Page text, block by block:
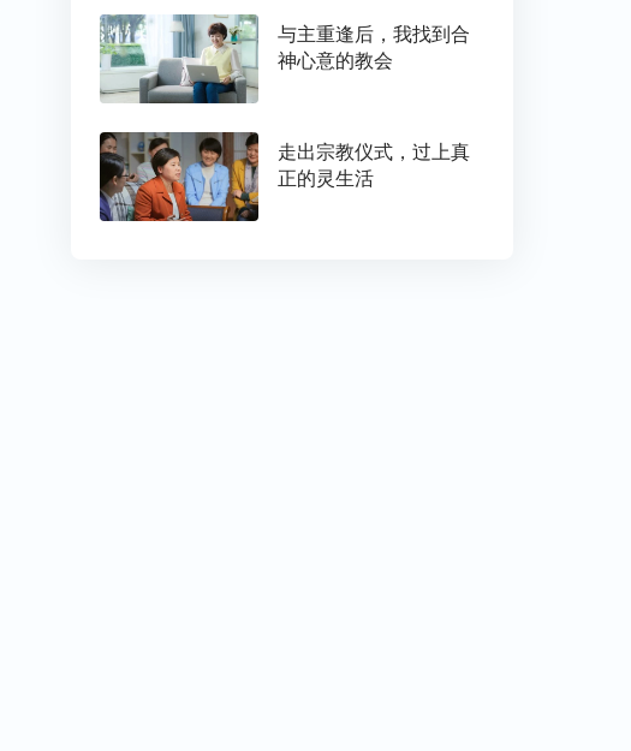
与主重逢后，我找到合
神心意的教会
走出宗教仪式，过上真
正的灵生活